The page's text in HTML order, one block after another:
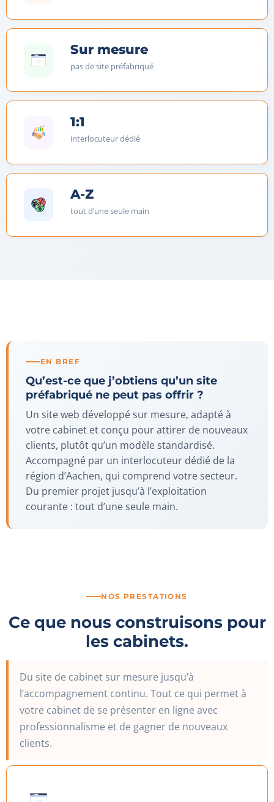
Sur mesure
pas de site préfabriqué
1:1
interlocuteur dédié
A-Z
tout d’une seule main
EN BREF
Qu’est-ce que j’obtiens qu’un site
préfabriqué ne peut pas offrir ?
Un site web développé sur mesure, adapté à
votre cabinet et conçu pour attirer de nouveaux
clients, plutôt qu’un modèle standardisé.
Accompagné par un interlocuteur dédié de la
région d’Aachen, qui comprend votre secteur.
Du premier projet jusqu’à l’exploitation
courante : tout d’une seule main.
NOS PRESTATIONS
Ce que nous construisons pour
les cabinets.
Du site de cabinet sur mesure jusqu’à
l’accompagnement continu. Tout ce qui permet à
votre cabinet de se présenter en ligne avec
professionnalisme et de gagner de nouveaux
clients.